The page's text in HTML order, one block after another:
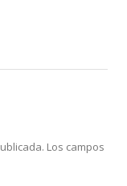
Los campos